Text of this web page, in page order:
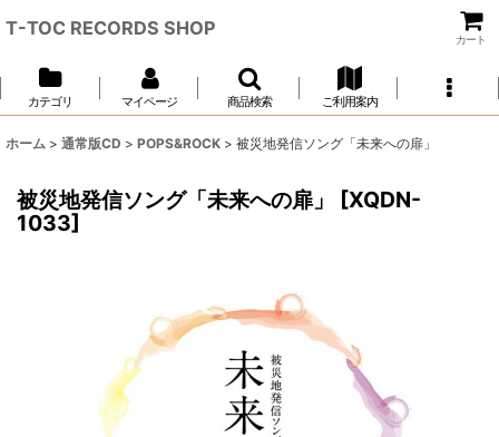
T-TOC RECORDS SHOP
カート
カテゴリ マイページ 商品検索 ご利用案内
ホーム > 通常版CD > POPS&ROCK > 被災地発信ソング「未来への扉」
被災地発信ソング「未来への扉」 [XQDN-
1033]